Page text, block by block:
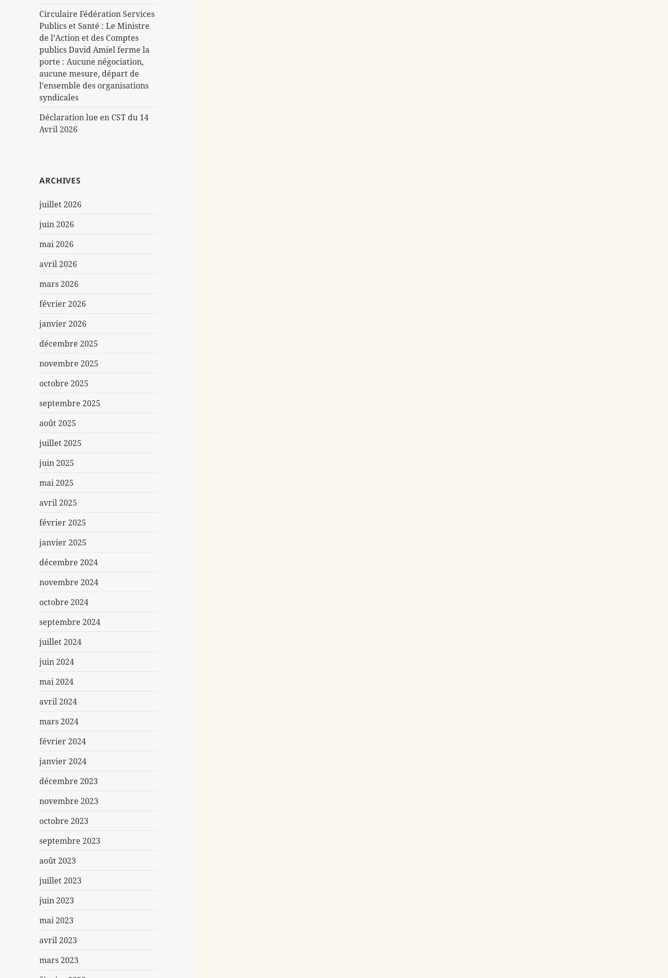
Circulaire Fédération Services
Publics et Santé : Le Ministre
de l’Action et des Comptes
publics David Amiel ferme la
porte : Aucune négociation,
aucune mesure, départ de
l’ensemble des organisations
syndicales
Déclaration lue en CST du 14
Avril 2026
ARCHIVES
juillet 2026
juin 2026
mai 2026
avril 2026
mars 2026
février 2026
janvier 2026
décembre 2025
novembre 2025
octobre 2025
septembre 2025
août 2025
juillet 2025
juin 2025
mai 2025
avril 2025
février 2025
janvier 2025
décembre 2024
novembre 2024
octobre 2024
septembre 2024
juillet 2024
juin 2024
mai 2024
avril 2024
mars 2024
février 2024
janvier 2024
décembre 2023
novembre 2023
octobre 2023
septembre 2023
août 2023
juillet 2023
juin 2023
mai 2023
avril 2023
mars 2023